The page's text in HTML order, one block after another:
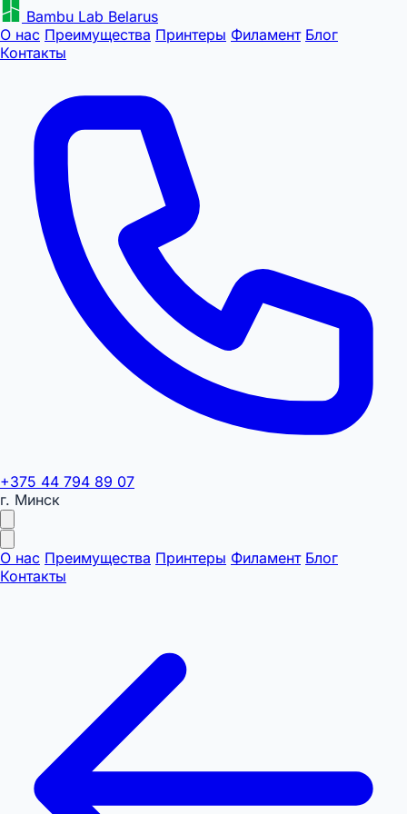
Bambu Lab Belarus
О нас Преимущества Принтеры Филамент Блог
Контакты
+375 44 794 89 07
г. Минск
О нас Преимущества Принтеры Филамент Блог
Контакты